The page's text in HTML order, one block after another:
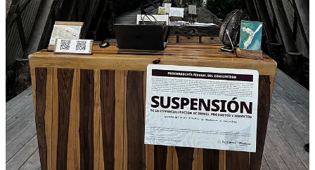
La Profeco, alertada por denuncias de locales y visitantes sobre
“incrementos injustificados” en servicios básicos, desplegó un
operativo el 21 de noviembre que expuso la voracidad de la zona
exclusiva del Parque del Jaguar. Los inspectores visitaron 22
establecimientos –hoteles, clubes de playa y restaurantes– y
detectaron violaciones flagrantes: no exhibición de tarifas, menús en
dólares o idiomas extranjeros, inducción al pago de propinas
obligatorias y ausencia de comprobantes fiscales. El resultado: sellos
de suspensión en cuatro hoteles que, con sus tarifas hasta 10 veces
superiores
a las del centro de Tulum, convirtieron un destino
accesible en un lujo inalcanzable para el mexicano promedio.
Los implicados, ahora clausurados por Profeco: